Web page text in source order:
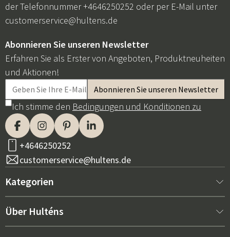
der Telefonnummer +4646250252 oder per E-Mail unter
customerservice@hultens.de
Abonnieren Sie unseren Newsletter
Erfahren Sie als Erster von Angeboten, Produktneuheiten
und Aktionen!
Ich stimme den Bedingungen und Konditionen zu
+4646250252
customerservice@hultens.de
Kategorien
Neu bei uns
Über Hulténs